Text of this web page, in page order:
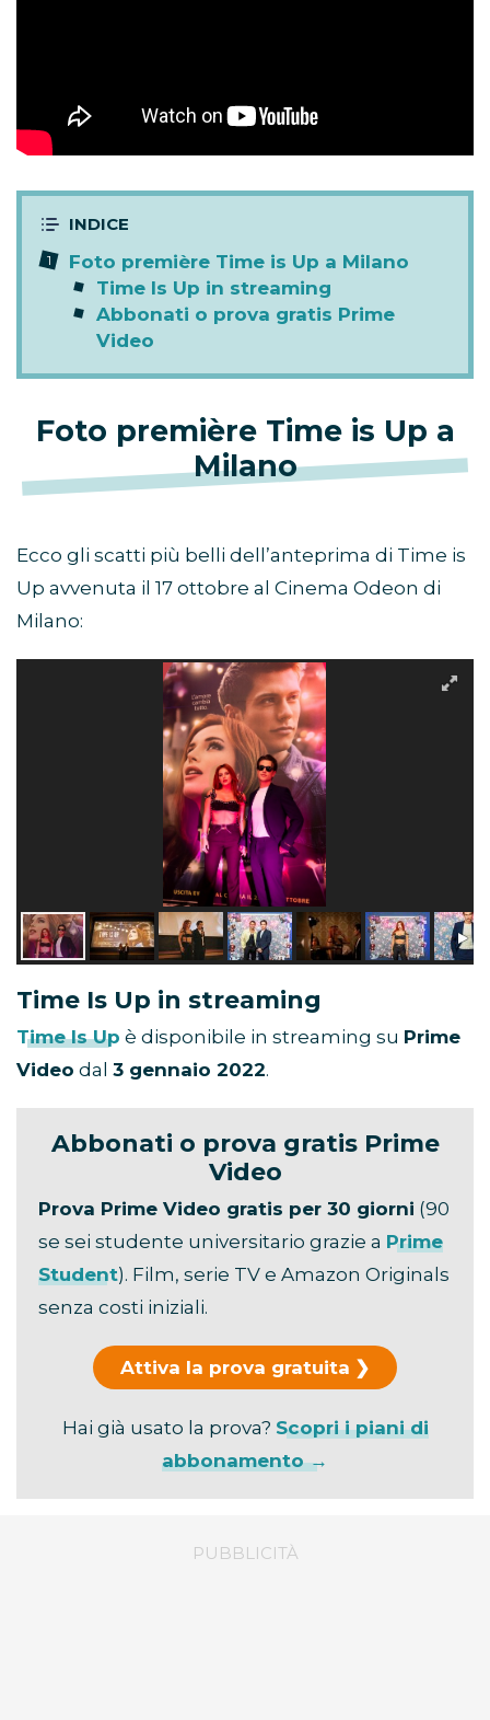
Foto première Time is Up a Milano
Time Is Up in streaming
Abbonati o prova gratis Prime
Video
Foto première Time is Up a
Milano
Ecco gli scatti più belli dell’anteprima di Time is
Up avvenuta il 17 ottobre al Cinema Odeon di
Milano:
Time Is Up in streaming
Time Is Up è disponibile in streaming su Prime
Video dal 3 gennaio 2022.
Abbonati o prova gratis Prime
Video
Prova Prime Video gratis per 30 giorni (90
se sei studente universitario grazie a Prime
Student). Film, serie TV e Amazon Originals
senza costi iniziali.
Attiva la prova gratuita
Hai già usato la prova? Scopri i piani di
abbonamento →